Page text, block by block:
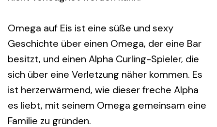
Omega auf Eis ist eine süße und sexy
Geschichte über einen Omega, der eine Bar
besitzt, und einen Alpha Curling-Spieler, die
sich über eine Verletzung näher kommen. Es
ist herzerwärmend, wie dieser freche Alpha
es liebt, mit seinem Omega gemeinsam eine
Familie zu gründen.